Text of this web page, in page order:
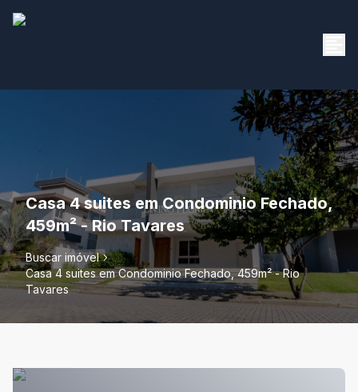
Casa 4 suites em Condominio Fechado,
459m² - Rio Tavares
Buscar imóvel
Casa 4 suites em Condominio Fechado, 459m² - Rio
Tavares